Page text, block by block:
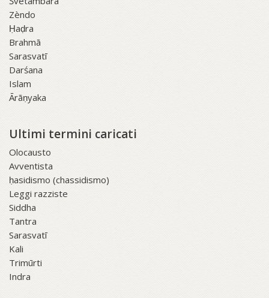
Zèndo
Ḥaḍra
Brahmā
Sarasvatī
Darśana
Islam
Ārāṇyaka
Ultimi termini caricati
Olocausto
Avventista
ḥasidismo (chassidismo)
Leggi razziste
Siddha
Tantra
Sarasvatī
Kali
Trimūrti
Indra